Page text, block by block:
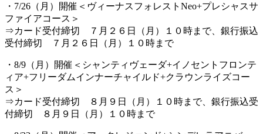
・7/26（月）開催＜ヴィーナスフォレストNeo+プレシャスサ
ファイアコース＞
⇒カード受付締切 ７月２６日（月）１０時まで、銀行振込
受付締切 ７月２６日（月）１０時まで
・8/9（月）開催＜シャンティヴェーダ+イノセントフロンテ
ィア+フリーダムインナーチャイルド+クラウンライズコー
ス＞
⇒カード受付締切 ８月９日（月）１０時まで、銀行振込受
付締切 ８月９日（月）１０時まで